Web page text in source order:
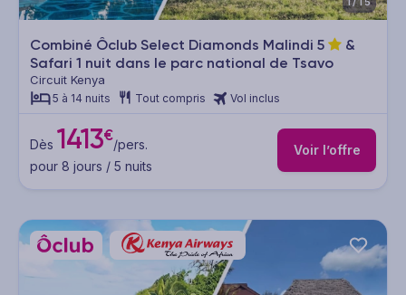
Combiné Ôclub Select Diamonds Malindi 5
&
Safari 1 nuit dans le parc national de Tsavo
Circuit Kenya
5 à 14 nuits Tout compris Vol inclus
Dès 1413€/pers.
pour 8 jours / 5 nuits
Voir l’offre